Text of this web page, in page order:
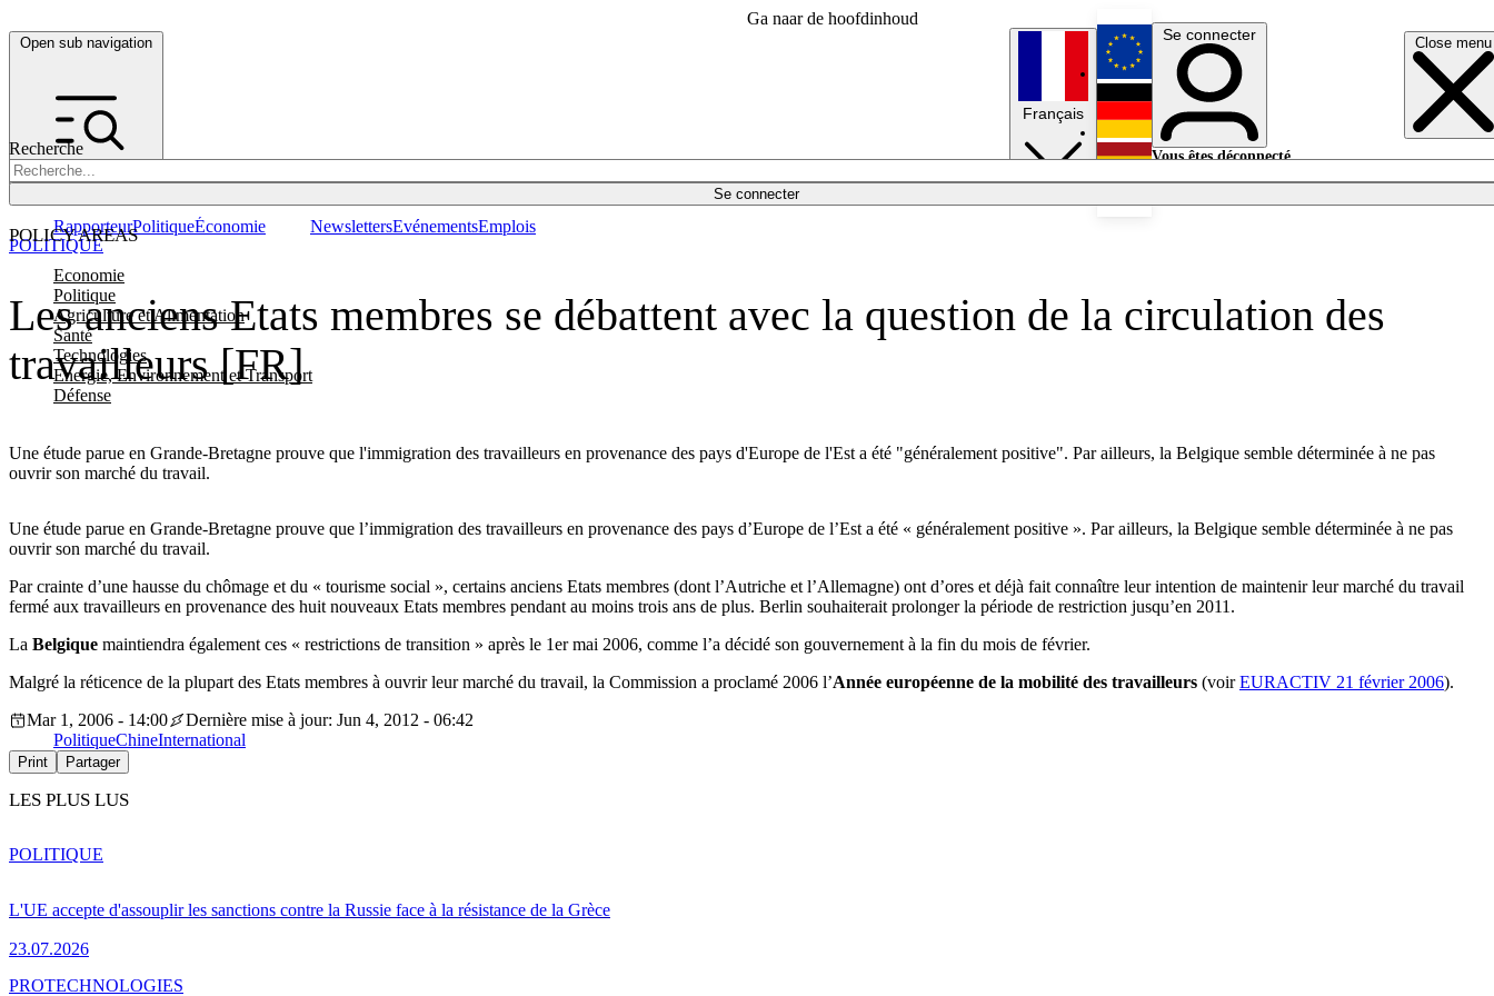
Ga naar de hoofdinhoud
Open sub navigation Close menu
Recherche
Se connecter
POLICY AREAS
Economie
Politique
Agriculture et Alimentation
Santé
Technologies
Energie, Environnement et Transport
Défense
RapporteurPolitiqueÉconomie NewslettersEvénementsEmplois
Français
English
Deutsch
Se connecter
Vous êtes déconnecté.
Les anciens Etats membres se débattent avec la question de la circulation des
travailleurs [FR]
Une étude parue en Grande-Bretagne prouve que l'immigration des travailleurs en provenance des pays d'Europe de l'Est a été "généralement positive". Par ailleurs, la Belgique semble déterminée à ne pas
ouvrir son marché du travail.
POLITIQUE
Une étude parue en Grande-Bretagne prouve que l’immigration des travailleurs en provenance des pays d’Europe de l’Est a été « généralement positive ». Par ailleurs, la Belgique semble déterminée à ne pas
ouvrir son marché du travail.
Par crainte d’une hausse du chômage et du « tourisme social », certains anciens Etats membres (dont l’Autriche et l’Allemagne) ont d’ores et déjà fait connaître leur intention de maintenir leur marché du travail
fermé aux travailleurs en provenance des huit nouveaux Etats membres pendant au moins trois ans de plus. Berlin souhaiterait prolonger la période de restriction jusqu’en 2011.
La Belgique maintiendra également ces « restrictions de transition » après le 1er mai 2006, comme l’a décidé son gouvernement à la fin du mois de février.
Malgré la réticence de la plupart des Etats membres à ouvrir leur marché du travail, la Commission a proclamé 2006 l’Année européenne de la mobilité des travailleurs (voirEURACTIV 21 février 2006).
Mar 1, 2006 - 14:00
Dernière mise à jour: Jun 4, 2012 - 06:42
PolitiqueChineInternational
Print Partager
LES PLUS LUS
L'UE accepte d'assouplir les sanctions contre la Russie face à la résistance de la Grèce
23.07.2026
POLITIQUE
PROTECHNOLOGIES